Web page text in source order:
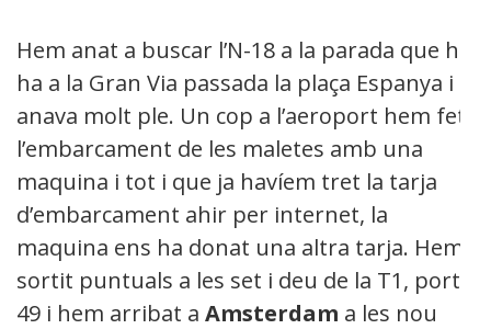
Hem anat a buscar l’N-18 a la parada que hi
ha a la Gran Via passada la plaça Espanya i
anava molt ple. Un cop a l’aeroport hem fet
l’embarcament de les maletes amb una
maquina i tot i que ja havíem tret la tarja
d’embarcament ahir per internet, la
maquina ens ha donat una altra tarja. Hem
sortit puntuals a les set i deu de la T1, porta
49 i hem arribat a Amsterdam a les nou